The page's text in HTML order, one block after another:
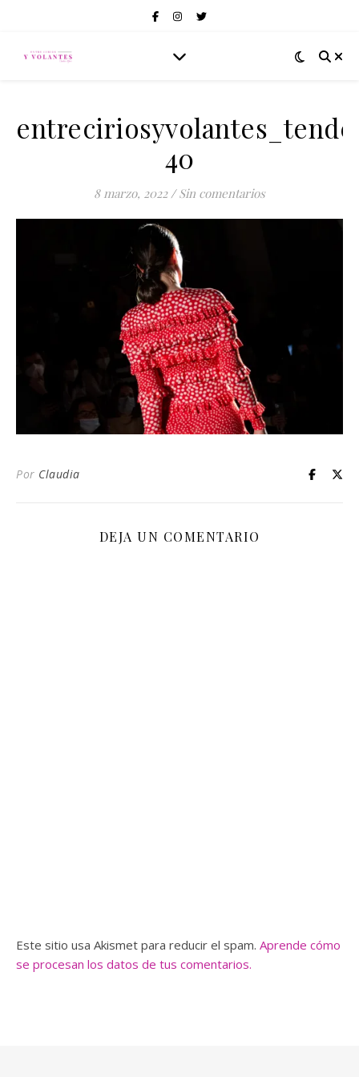
40
8 marzo, 2022 / Sin comentarios
Por Claudia
DEJA UN COMENTARIO
Este sitio usa Akismet para reducir el spam. Aprende cómo
se procesan los datos de tus comentarios.